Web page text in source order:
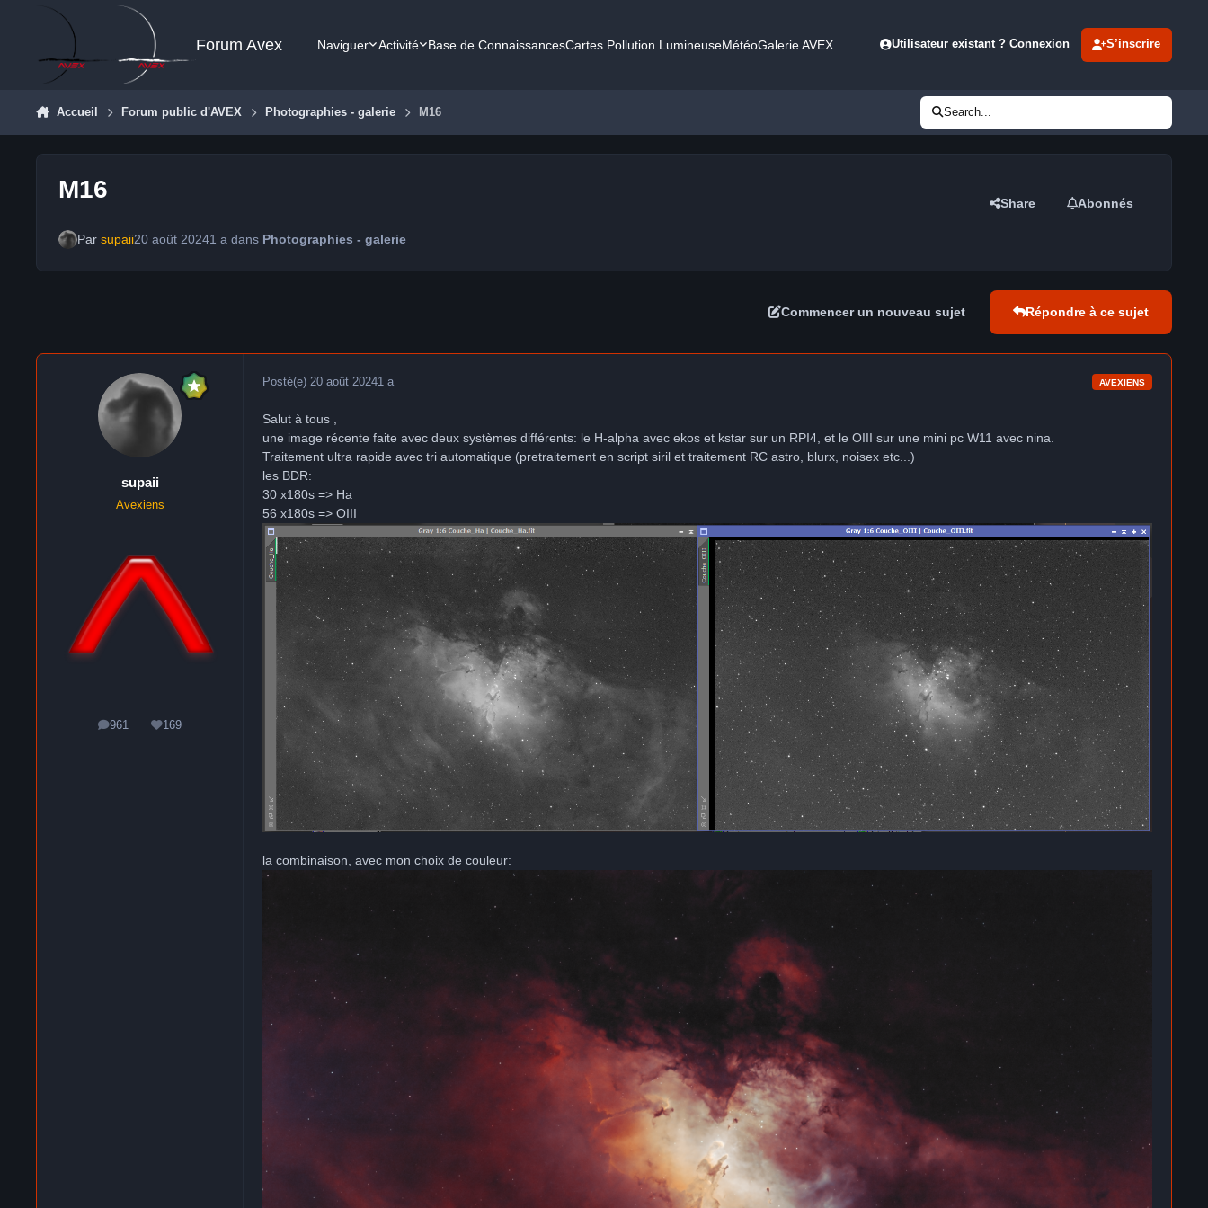
Aller au contenu
Forum Avex Naviguer Activité Base de ConnaissancesCartes Pollution LumineuseMétéoGalerie AVEX Utilisateur existant ? Connexion S’inscrire
Accueil Forum public d'AVEX Photographies - galerie M16 Search...
M16 Share Abonnés
Par supaii20 août 20241 adans Photographies - galerie
Commencer un nouveau sujet Répondre à ce sujet
supaii
Avexiens
961
messages169
Réputation
Posté(e) 20 août 20241 a AVEXIENS
Salut à tous ,
une image récente faite avec deux systèmes différents: le H-alpha avec ekos et kstar sur un RPI4, et le OIII sur une mini pc W11 avec nina.
Traitement ultra rapide avec tri automatique (pretraitement en script siril et traitement RC astro, blurx, noisex etc...)
les BDR:
30 x180s => Ha
56 x180s => OIII
la combinaison, avec mon choix de couleur: